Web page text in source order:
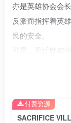
亦是英雄协会会
反派而指挥着英
民的安全。
可是，最近魔都
人——主人公请求
SACRIFICE
付费资源